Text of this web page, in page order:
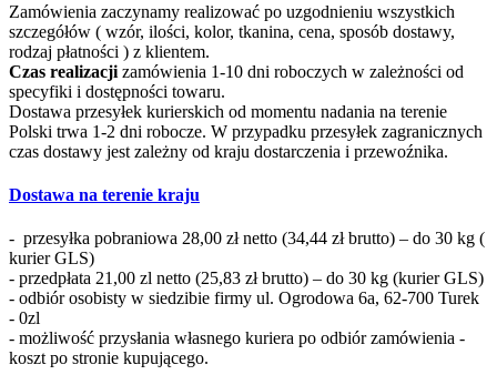
Zamówienia zaczynamy realizować po uzgodnieniu wszystkich
szczegółów ( wzór, ilości, kolor, tkanina, cena, sposób dostawy,
rodzaj płatności ) z klientem.
Czas realizacji zamówienia 1-10 dni roboczych w zależności od
specyfiki i dostępności towaru.
Dostawa przesyłek kurierskich od momentu nadania na terenie
Polski trwa 1-2 dni robocze. W przypadku przesyłek zagranicznych
czas dostawy jest zależny od kraju dostarczenia i przewoźnika.
Dostawa na terenie kraju
- przesyłka pobraniowa 28,00 zł netto (34,44 zł brutto) – do 30 kg (
kurier GLS)
- przedpłata 21,00 zl netto (25,83 zł brutto) – do 30 kg (kurier GLS)
- odbiór osobisty w siedzibie firmy ul. Ogrodowa 6a, 62-700 Turek
- 0zl
- możliwość przysłania własnego kuriera po odbiór zamówienia -
koszt po stronie kupującego.